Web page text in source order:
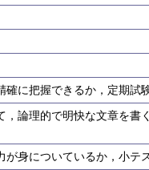
確に把握できるか，定期試
，論理的で明快な文章を
が身についているか，小テ